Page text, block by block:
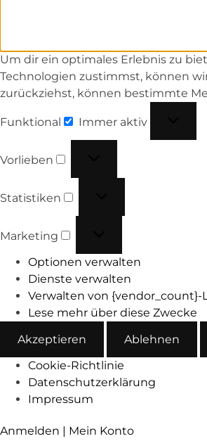
Um dir ein optimales Erlebnis zu
Technologien zustimmst, können
zurückziehst, können bestimmte
Funktional Immer aktiv
Vorlieben
Statistiken
Marketing
Optionen verwalten
Dienste verwalten
Verwalten von {vendor_count}-
Lese mehr über diese Zwecke
Akzeptieren
Ablehnen
Cookie-Richtlinie
Datenschutzerklärung
Impressum
Anmelden | Mein Konto